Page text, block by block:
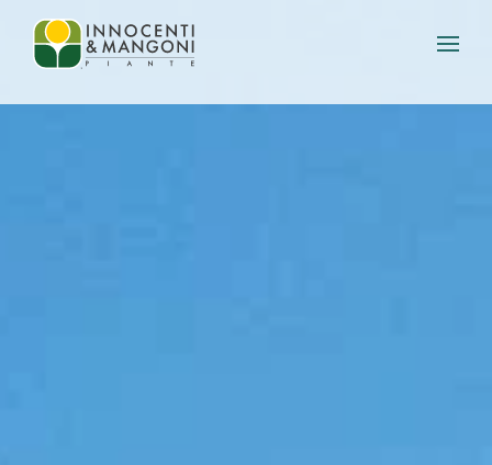
Skip to main content